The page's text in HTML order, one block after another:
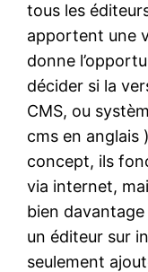
tous les
apportent une
donne
décider si la
CMS, ou
cms en anglais
concept, ils
via internet,
bien
un éditeur sur
seulement